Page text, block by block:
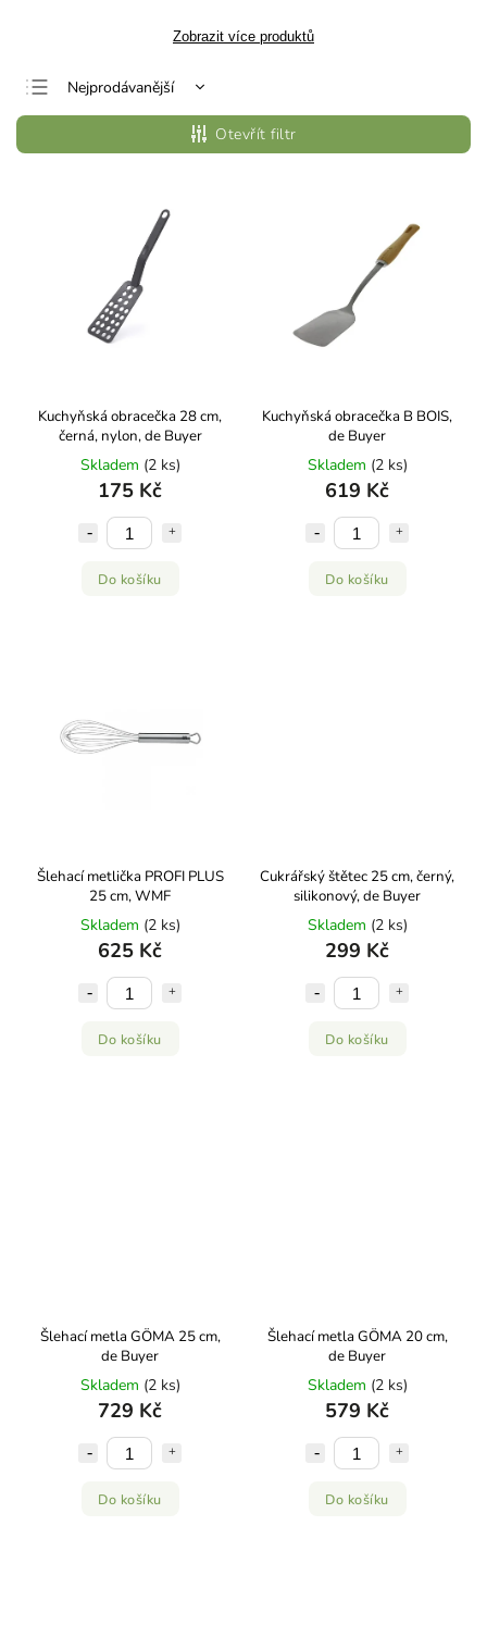
Zobrazit více produktů
Nejprodávanější
Nejlevnější
Nejdražší
Otevřít filtr
Kuchyňská obracečka 28 cm,
černá, nylon, de Buyer
Skladem (2 ks)
175 Kč
Do košíku
Kuchyňská obracečka B BOIS,
de Buyer
Skladem (2 ks)
619 Kč
Do košíku
Šlehací metlička PROFI PLUS
25 cm, WMF
Skladem (2 ks)
625 Kč
Do košíku
Cukrářský štětec 25 cm, černý,
silikonový, de Buyer
Skladem (2 ks)
299 Kč
Do košíku
Šlehací metla GÖMA 25 cm,
de Buyer
Skladem (2 ks)
729 Kč
Do košíku
Šlehací metla GÖMA 20 cm,
de Buyer
Skladem (2 ks)
579 Kč
Do košíku